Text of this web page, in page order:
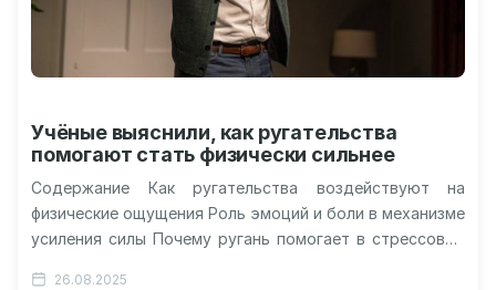
Учёные выяснили, как ругательства
помогают стать физически сильнее
Содержание Как ругательства воздействуют на
физические ощущения Роль эмоций и боли в механизме
усиления силы Почему ругань помогает в стрессовых
26.08.2025